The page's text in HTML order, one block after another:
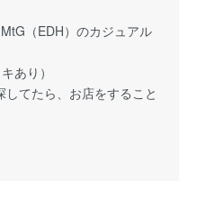
（EDH）のカジュアル
あり）
てたら、お店をすること